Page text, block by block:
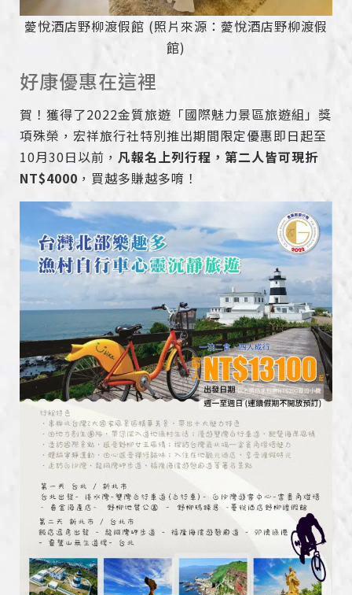
薆悅酒店野柳渡假館 (照片來源：薆悅酒店野柳渡假
館)
好康優惠在這裡
賀！獲得了2022金質旅遊「國際魅力景區旅遊組」獎
項殊榮，宏祥旅行社特別推出期間限定優惠即日起至
10月30日以前， 凡報名上列行程，第二人皆可現折
NT$4000 ，買越多賺越多唷！